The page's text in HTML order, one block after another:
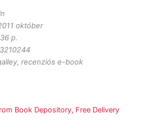
október
p.
recenziós e-book